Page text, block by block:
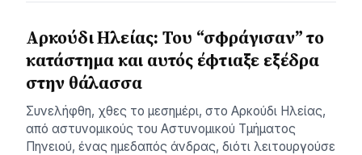
Αρκούδι Ηλείας: Του “σφράγισαν” το
κατάστημα και αυτός έφτιαξε εξέδρα
στην θάλασσα
Συνελήφθη, χθες το μεσημέρι, στο Αρκούδι Ηλείας,
από αστυνομικούς του Αστυνομικού Τμήματος
Πηνειού, ένας ημεδαπός άνδρας, διότι λειτουργούσε